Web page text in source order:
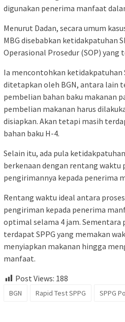
digunakan penerima manfaat
Menurut Dadan, secara umum
MBG disebabkan ketidakpatuhan
Operasional Prosedur (SOP) yang
Ia mencontohkan ketidakpatuhan
ditetapkan oleh BGN, antara lain
pembelian bahan baku makanan
pembelian makanan harus
disiapkan. Akan tetapi masih
bahan baku H-4.
Selain itu, ada pula
berkenaan dengan rentang waktu
pengirimannya kepada penerima
Rentang waktu ideal antara
pengiriman kepada penerima
optimal selama 4 jam. Sementara
terdapat SPPG yang memakan
menyiapkan makanan hingga
manfaat.
Post Views: 188
BGN Rapid Test SPPG SPPG